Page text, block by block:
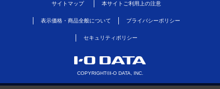
サイトマップ 本サイトご利用上の注意
表示価格・商品全般について プライバシーポリシー
セキュリティポリシー
COPYRIGHT©I-O DATA, INC.